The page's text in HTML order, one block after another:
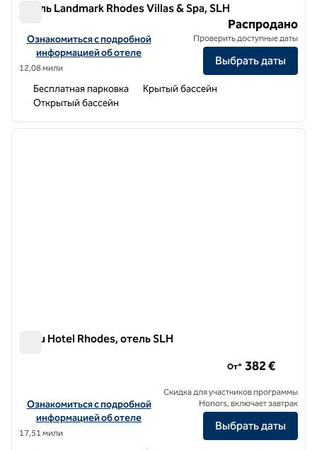
Отель Landmark Rhodes Villas & Spa, SLH
Посмотреть информацию об отеле Landmark Rhodes Villas &
Ознакомиться с подробной
информацией об отеле
12,08 мили
Распродано
Проверить доступные даты
Выбрать даты
Бесплатная парковка
Крытый бассейн
Открытый бассейн
1 из 7
Cabu Hotel Rhodes, отель SLH
Посмотреть информацию об отеле Cabu Hotel Rhodes, SLH
Ознакомиться с подробной
информацией об отеле
17,51 мили
От* 382 €
Скидка для участников программы
Honors, включает завтрак
Выбрать даты